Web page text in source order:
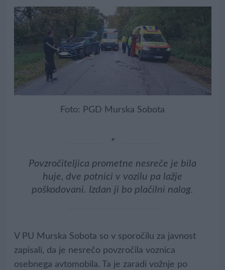
Foto: PGD Murska Sobota
Povzročiteljica prometne nesreče je bila
huje, dve potnici v vozilu pa lažje
poškodovani. Izdan ji bo plačilni nalog.
V PU Murska Sobota so v sporočilu za javnost
zapisali, da je nesrečo povzročila voznica
osebnega avtomobila. Ta je zaradi vožnje po